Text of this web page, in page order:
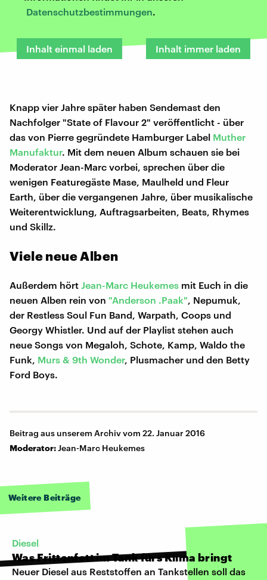
Datenschutzbestimmungen.
Inhalt einmal laden Inhalt immer laden
Knapp vier Jahre später haben Sendemast den
Nachfolger "State of Flavour 2" veröffentlicht - über
das von Pierre gegründete Hamburger Label Muther
Manufaktur. Mit dem neuen Album schauen sie bei
Moderator Jean-Marc vorbei, sprechen über die
wenigen Featuregäste Mase, Maulheld und Fleur
Earth, über die vergangenen Jahre, über musikalische
Weiterentwicklung, Auftragsarbeiten, Beats, Rhymes
und Skillz.
Viele neue Alben
Außerdem hört Jean-Marc Heukemes mit Euch in die
neuen Alben rein von "Anderson .Paak", Nepumuk,
der Restless Soul Fun Band, Warpath, Coops und
Georgy Whistler. Und auf der Playlist stehen auch
neue Songs von Megaloh, Schote, Kamp, Waldo the
Funk, Murs & 9th Wonder, Plusmacher und den Betty
Ford Boys.
Beitrag aus unserem Archiv vom 22. Januar 2016
Moderator:Jean-Marc Heukemes
Weitere Beiträge
Diesel
Was Frittenfett im Tank fürs Klima bringt
Neuer Diesel aus Reststoffen an Tankstellen soll das